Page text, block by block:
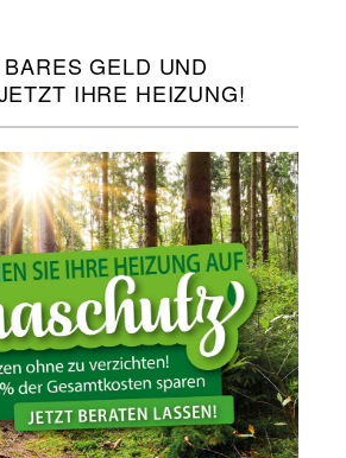
GELD UND
IHRE HEIZUNG!